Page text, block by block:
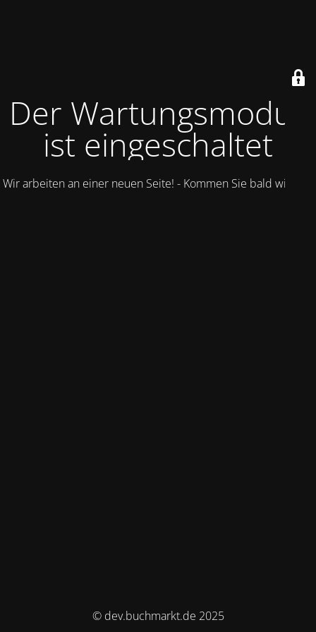
Der Wartungsmodus
ist eingeschaltet
Wir arbeiten an einer neuen Seite! - Kommen Sie bald wieder.
© dev.buchmarkt.de 2025